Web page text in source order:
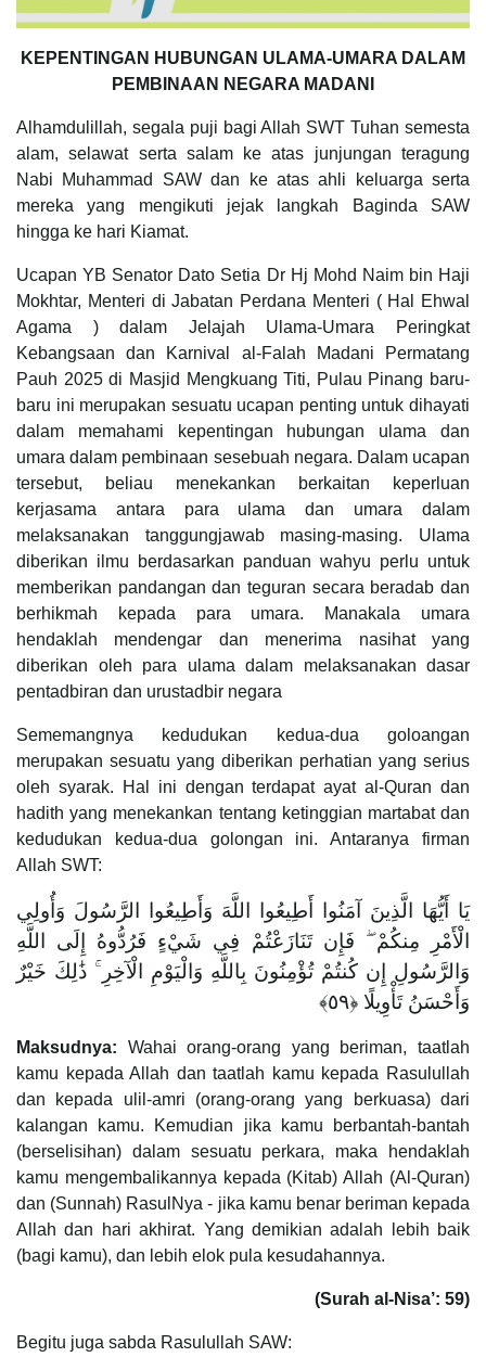
KEPENTINGAN HUBUNGAN ULAMA-UMARA DALAM
PEMBINAAN NEGARA MADANI
Alhamdulillah, segala puji bagi Allah SWT Tuhan semesta
alam, selawat serta salam ke atas junjungan teragung
Nabi Muhammad SAW dan ke atas ahli keluarga serta
mereka yang mengikuti jejak langkah Baginda SAW
hingga ke hari Kiamat.
Ucapan YB Senator Dato Setia Dr Hj Mohd Naim bin Haji
Mokhtar, Menteri di Jabatan Perdana Menteri ( Hal Ehwal
Agama ) dalam Jelajah Ulama-Umara Peringkat
Kebangsaan dan Karnival al-Falah Madani Permatang
Pauh 2025 di Masjid Mengkuang Titi, Pulau Pinang baru-
baru ini merupakan sesuatu ucapan penting untuk dihayati
dalam memahami kepentingan hubungan ulama dan
umara dalam pembinaan sesebuah negara. Dalam ucapan
tersebut, beliau menekankan berkaitan keperluan
kerjasama antara para ulama dan umara dalam
melaksanakan tanggungjawab masing-masing. Ulama
diberikan ilmu berdasarkan panduan wahyu perlu untuk
memberikan pandangan dan teguran secara beradab dan
berhikmah kepada para umara. Manakala umara
hendaklah mendengar dan menerima nasihat yang
diberikan oleh para ulama dalam melaksanakan dasar
pentadbiran dan urustadbir negara
Sememangnya kedudukan kedua-dua goloangan
merupakan sesuatu yang diberikan perhatian yang serius
oleh syarak. Hal ini dengan terdapat ayat al-Quran dan
hadith yang menekankan tentang ketinggian martabat dan
kedudukan kedua-dua golongan ini. Antaranya firman
Allah SWT:
يَا أَيُّهَا الَّذِينَ آمَنُوا أَطِيعُوا اللَّهَ وَأَطِيعُوا الرَّسُولَ وَأُولِي
الْأَمْرِ مِنكُمْ ۖ فَإِن تَنَازَعْتُمْ فِي شَيْءٍ فَرُدُّوهُ إِلَى اللَّهِ
وَالرَّسُولِ إِن كُنتُمْ تُؤْمِنُونَ بِاللَّهِ وَالْيَوْمِ الْآخِرِ ۚ ذَٰلِكَ خَيْرٌ
وَأَحْسَنُ تَأْوِيلًا ‎﴿٥٩﴾‏
Maksudnya: Wahai orang-orang yang beriman, taatlah
kamu kepada Allah dan taatlah kamu kepada Rasulullah
dan kepada ulil-amri (orang-orang yang berkuasa) dari
kalangan kamu. Kemudian jika kamu berbantah-bantah
(berselisihan) dalam sesuatu perkara, maka hendaklah
kamu mengembalikannya kepada (Kitab) Allah (Al-Quran)
dan (Sunnah) RasulNya - jika kamu benar beriman kepada
Allah dan hari akhirat. Yang demikian adalah lebih baik
(bagi kamu), dan lebih elok pula kesudahannya.
(Surah al-Nisa’: 59)
Begitu juga sabda Rasulullah SAW: